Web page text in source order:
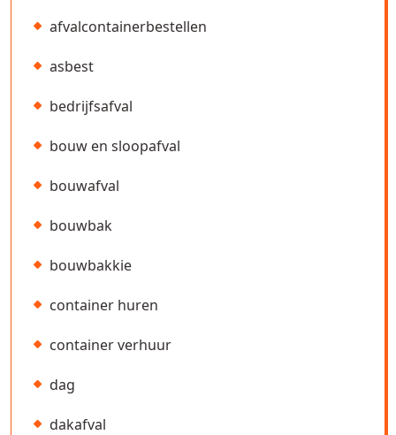
afvalcontainerbestellen
asbest
bedrijfsafval
bouw en sloopafval
bouwafval
bouwbak
bouwbakkie
container huren
container verhuur
dag
dakafval